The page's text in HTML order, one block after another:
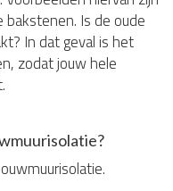
bakstenen. Is de oude
In dat geval is het
zodat jouw hele